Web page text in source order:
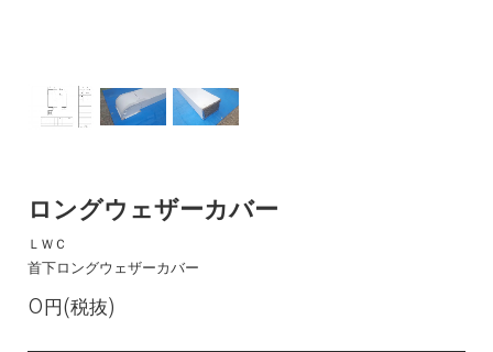
ロングウェザーカバー
ＬＷＣ
首下ロングウェザーカバー
0円(税抜)